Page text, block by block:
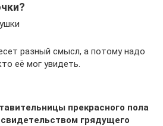
разный смысл, а потому надо
её мог увидеть.
прекрасного пола
грядущего